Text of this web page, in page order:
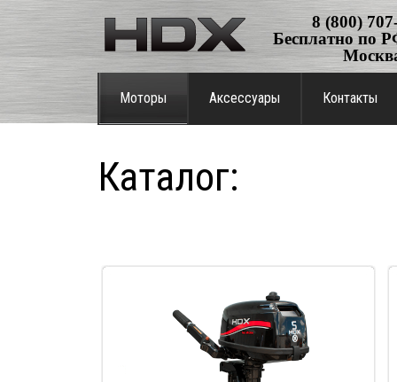
8 (800)
Бесплатно по
Моторы Аксессуары Контакты
Каталог: